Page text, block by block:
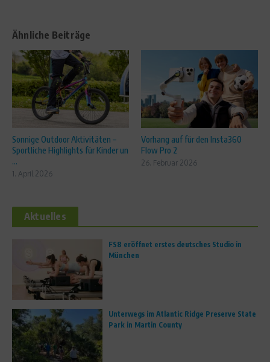
Ähnliche Beiträge
Sonnige Outdoor Aktivitäten –
Sportliche Highlights für Kinder un
...
1. April 2026
Vorhang auf für den Insta360
Flow Pro 2
26. Februar 2026
Aktuelles
FS8 eröffnet erstes deutsches Studio in
München
Unterwegs im Atlantic Ridge Preserve State
Park in Martin County